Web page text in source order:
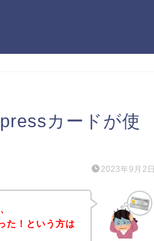
カードが使
2023年9月2日
た！という方は